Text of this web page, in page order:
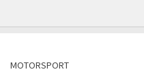
MOTORSPORT